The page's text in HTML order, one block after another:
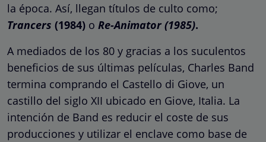
la época. Así, llegan títulos de culto como;
Trancers (1984) o Re-Animator (1985).
A mediados de los 80 y gracias a los suculentos
beneficios de sus últimas películas, Charles Band
termina comprando el Castello di Giove, un
castillo del siglo XII ubicado en Giove, Italia. La
intención de Band es reducir el coste de sus
producciones y utilizar el enclave como base de